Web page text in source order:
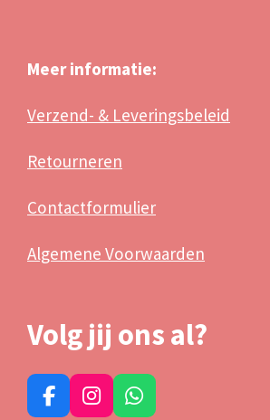
Meer informatie:
Verzend- & Leveringsbeleid
Retourneren
Contactformulier
Algemene Voorwaarden
Volg jij ons al?
F
I
W